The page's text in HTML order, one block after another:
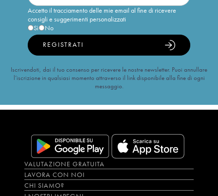
Accetto il tracciamento delle mie email al fine di ricevere
consigli e suggerimenti personalizzati
Sì
No
REGISTRATI
Iscrivendoti, dai il tuo consenso per ricevere le nostre newsletter. Puoi annullare
l’iscrizione in qualsiasi momento attraverso il link disponibile alla fine di ogni
messaggio.
VALUTAZIONE GRATUITA
LAVORA CON NOI
CHI SIAMO?